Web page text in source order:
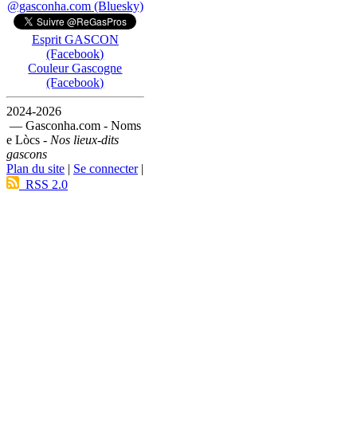
@gasconha.com (Bluesky)
Esprit GASCON
(Facebook)
Couleur Gascogne
(Facebook)
2024-2026
— Gasconha.com - Noms
e Lòcs - Nos lieux-dits
gascons
Plan du site | Se connecter|
RSS 2.0